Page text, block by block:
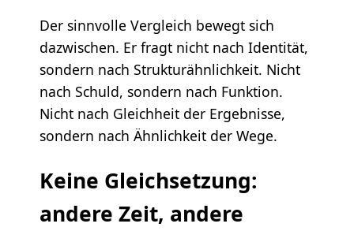
Der sinnvolle Vergleich bewegt sich
dazwischen. Er fragt nicht nach Identität,
sondern nach Strukturähnlichkeit. Nicht
nach Schuld, sondern nach Funktion.
Nicht nach Gleichheit der Ergebnisse,
sondern nach Ähnlichkeit der Wege.
Keine Gleichsetzung:
andere Zeit, andere